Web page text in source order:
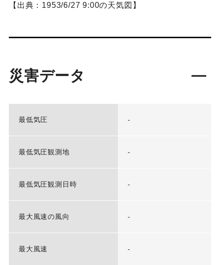
【出典：1953/6/27 9:00の天気図】
災害データ
最低気圧 -
最低気圧観測地 -
最低気圧観測日時 -
最大風速の風向 -
最大風速 -